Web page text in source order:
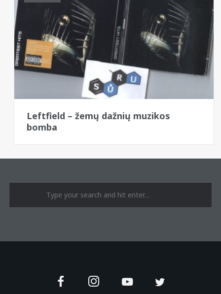
Leftfield – žemų dažnių muzikos
bomba